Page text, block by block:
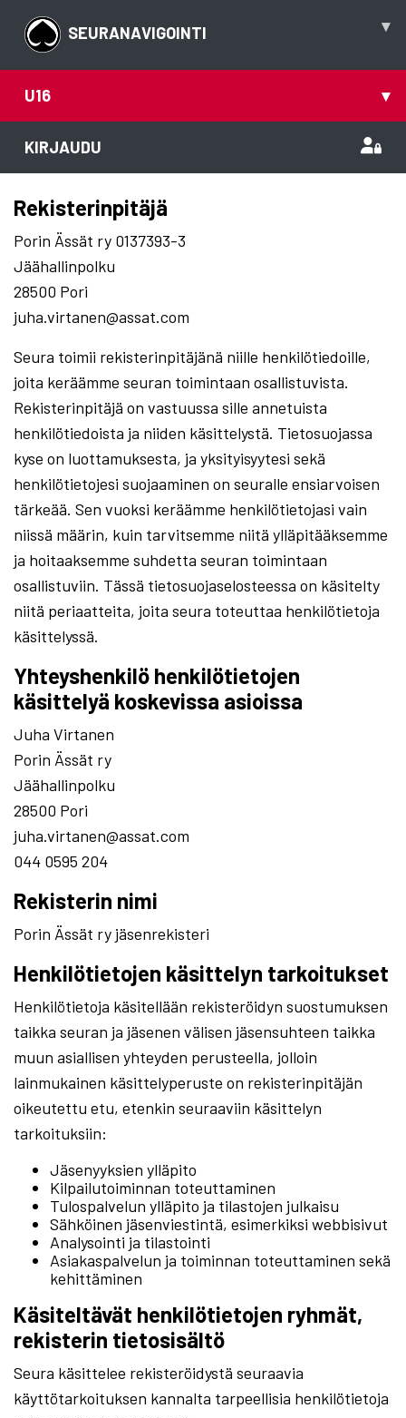
SEURANAVIGOINTI ▾
U16 ▾
KIRJAUDU
Rekisterinpitäjä
Porin Ässät ry 0137393-3
Jäähallinpolku
28500 Pori
juha.virtanen@assat.com
Seura toimii rekisterinpitäjänä niille henkilötiedoille,
joita keräämme seuran toimintaan osallistuvista.
Rekisterinpitäjä on vastuussa sille annetuista
henkilötiedoista ja niiden käsittelystä. Tietosuojassa
kyse on luottamuksesta, ja yksityisyytesi sekä
henkilötietojesi suojaaminen on seuralle ensiarvoisen
tärkeää. Sen vuoksi keräämme henkilötietojasi vain
niissä määrin, kuin tarvitsemme niitä ylläpitääksemme
ja hoitaaksemme suhdetta seuran toimintaan
osallistuviin. Tässä tietosuojaselosteessa on käsitelty
niitä periaatteita, joita seura toteuttaa henkilötietoja
käsittelyssä.
Yhteyshenkilö henkilötietojen
käsittelyä koskevissa asioissa
Juha Virtanen
Porin Ässät ry
Jäähallinpolku
28500 Pori
juha.virtanen@assat.com
044 0595 204
Rekisterin nimi
Porin Ässät ry jäsenrekisteri
Henkilötietojen käsittelyn tarkoitukset
Henkilötietoja käsitellään rekisteröidyn suostumuksen
taikka seuran ja jäsenen välisen jäsensuhteen taikka
muun asiallisen yhteyden perusteella, jolloin
lainmukainen käsittelyperuste on rekisterinpitäjän
oikeutettu etu, etenkin seuraaviin käsittelyn
tarkoituksiin:
Jäsenyyksien ylläpito
Kilpailutoiminnan toteuttaminen
Tulospalvelun ylläpito ja tilastojen julkaisu
Sähköinen jäsenviestintä, esimerkiksi webbisivut
Analysointi ja tilastointi
Asiakaspalvelun ja toiminnan toteuttaminen sekä
kehittäminen
Käsiteltävät henkilötietojen ryhmät,
rekisterin tietosisältö
Seura käsittelee rekisteröidystä seuraavia
käyttötarkoituksen kannalta tarpeellisia henkilötietoja